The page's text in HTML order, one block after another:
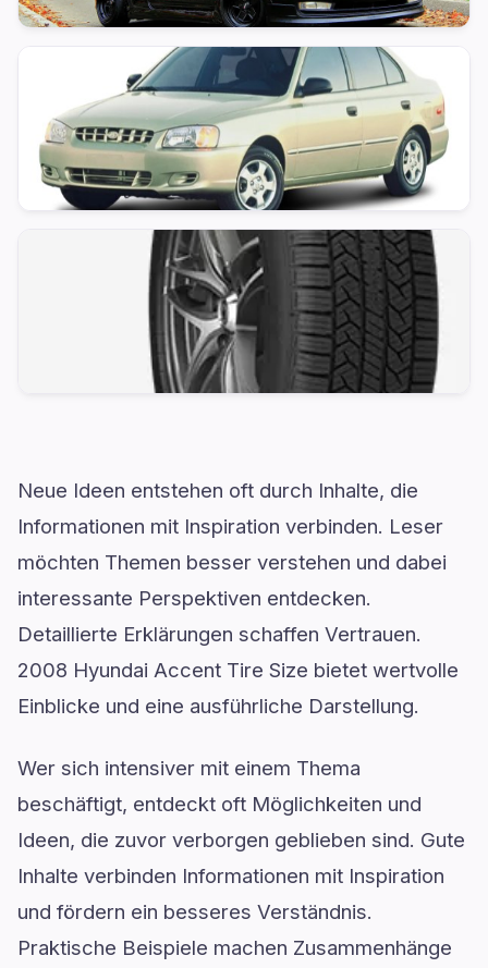
Neue Ideen entstehen oft durch Inhalte, die
Informationen mit Inspiration verbinden. Leser
möchten Themen besser verstehen und dabei
interessante Perspektiven entdecken.
Detaillierte Erklärungen schaffen Vertrauen.
2008 Hyundai Accent Tire Size bietet wertvolle
Einblicke und eine ausführliche Darstellung.
Wer sich intensiver mit einem Thema
beschäftigt, entdeckt oft Möglichkeiten und
Ideen, die zuvor verborgen geblieben sind. Gute
Inhalte verbinden Informationen mit Inspiration
und fördern ein besseres Verständnis.
Praktische Beispiele machen Zusammenhänge